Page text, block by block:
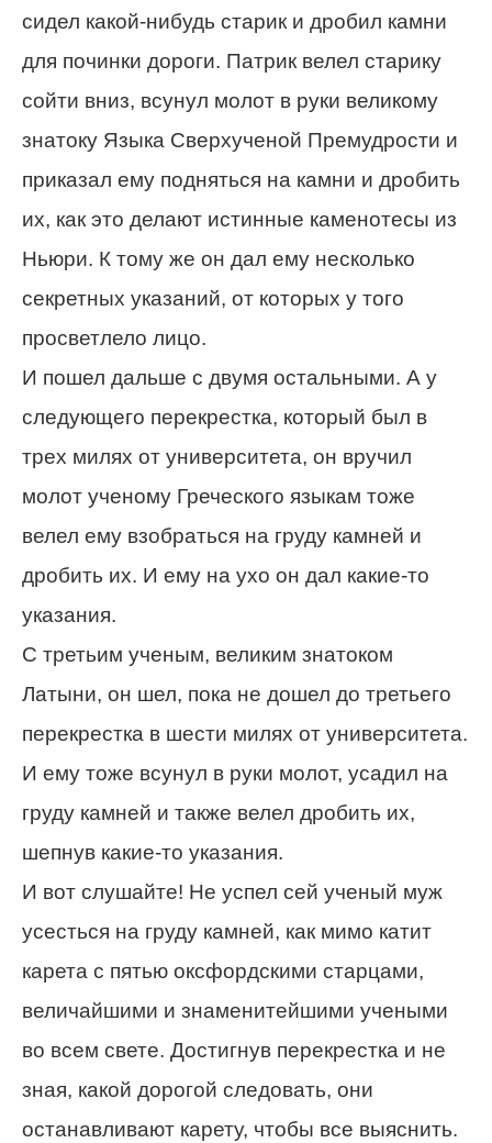
сидел какой-нибудь старик и дробил камни
для починки дороги. Патрик велел старику
сойти вниз, всунул молот в руки великому
знатоку Языка Сверхученой Премудрости и
приказал ему подняться на камни и дробить
их, как это делают истинные каменотесы из
Ньюри. К тому же он дал ему несколько
секретных указаний, от которых у того
просветлело лицо.
И пошел дальше с двумя остальными. А у
следующего перекрестка, который был в
трех милях от университета, он вручил
молот ученому Греческого языкам тоже
велел ему взобраться на груду камней и
дробить их. И ему на ухо он дал какие-то
указания.
С третьим ученым, великим знатоком
Латыни, он шел, пока не дошел до третьего
перекрестка в шести милях от университета.
И ему тоже всунул в руки молот, усадил на
груду камней и также велел дробить их,
шепнув какие-то указания.
И вот слушайте! Не успел сей ученый муж
усесться на груду камней, как мимо катит
карета с пятью оксфордскими старцами,
величайшими и знаменитейшими учеными
во всем свете. Достигнув перекрестка и не
зная, какой дорогой следовать, они
останавливают карету, чтобы все выяснить.